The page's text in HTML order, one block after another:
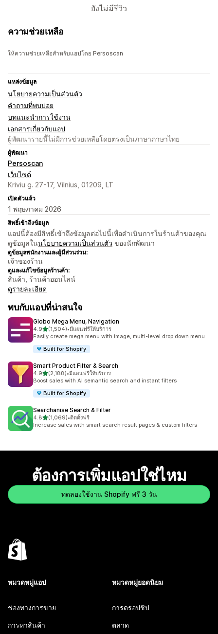
ยังไม่มีรีวิว
ความช่วยเหลือ
ให้ความช่วยเหลือสำหรับแอปโดย Persoscan
แหล่งข้อมูล
นโยบายความเป็นส่วนตัว
คำถามที่พบบ่อย
บทแนะนำการใช้งาน
เอกสารเกี่ยวกับแอป
ผู้พัฒนารายนี้ไม่มีการช่วยเหลือโดยตรงเป็นภาษาภาษาไทย
ผู้พัฒนา
Persoscan
เว็บไซต์
Kriviu g. 27-17, Vilnius, 01209, LT
เปิดตัวแล้ว
1 พฤษภาคม 2026
สิทธิ์เข้าถึงข้อมูล
แอปนี้ต้องมีสิทธิ์เข้าถึงข้อมูลต่อไปนี้เพื่อดำเนินการในร้านค้าของคุณ
ดูข้อมูลในนโยบายความเป็นส่วนตัว ของนักพัฒนา
ดูข้อมูลพนักงานและผู้มีส่วนร่วม:
เจ้าของร้าน
ดูและแก้ไขข้อมูลร้านค้า:
สินค้า, ร้านค้าออนไลน์
ดูรายละเอียด
พบกับแอปที่น่าสนใจ
Globo Mega Menu, Navigation
4.9เต็ม 5 ดาว
(1,504)
ทั้งหมด 1504 รีวิว
•มีแผนฟรีให้บริการ
Easily create mega menu with image, multi-level drop down menu
Built for Shopify
Smart Product Filter & Search
4.9เต็ม 5 ดาว
(2,188)
ทั้งหมด 2188 รีวิว
•มีแผนฟรีให้บริการ
Boost sales with AI semantic search and instant filters
Built for Shopify
Searchanise Search & Filter
4.8เต็ม 5 ดาว
(1,069)
ทั้งหมด 1069 รีวิว
•ติดตั้งฟรี
Increase sales with smart search result pages & custom filters
ต้องการเพิ่มแอปใช่ไหม
ทดลองใช้งาน Shopify ฟรี 3 วัน
หมวดหมู่แอป
ช่องทางการขาย
การหาสินค้า
หมวดหมู่ยอดนิยม
การดรอปชิป
ตลาด